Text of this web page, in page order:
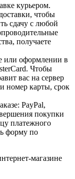
курьером.
чтобы
сдачу с любой
получаете
или оформлении в
Чтобы
вас на сервер
номер карты, срок
PayPal,
покупки
платежного
форму по
магазине